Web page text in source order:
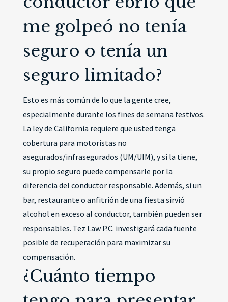
me golpeó no tenía
seguro o tenía un
seguro limitado?
Esto es más común de lo que la gente cree,
especialmente durante los fines de semana festivos.
La ley de California requiere que usted tenga
cobertura para motoristas no
asegurados/infrasegurados (UM/UIM), y si la tiene,
su propio seguro puede compensarle por la
diferencia del conductor responsable. Además, si un
bar, restaurante o anfitrión de una fiesta sirvió
alcohol en exceso al conductor, también pueden ser
responsables. Tez Law P.C. investigará cada fuente
posible de recuperación para maximizar su
compensación.
¿Cuánto tiempo